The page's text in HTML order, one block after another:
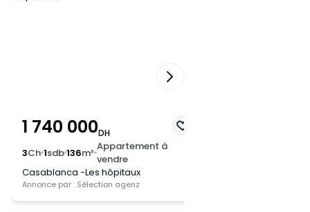
1 740 000DH
3Ch1sdb136m²Appartement à
vendre
Casablanca -Les hôpitaux
Annonce par : Sélection agenz